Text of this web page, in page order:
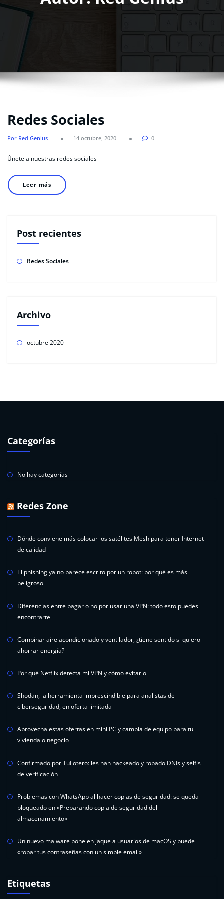
Redes Sociales
Por Red Genius 14 octubre, 2020 0
Únete a nuestras redes sociales
Leer más
Post recientes
Redes Sociales
Archivo
octubre 2020
Categorías
No hay categorías
Redes Zone
Dónde conviene más colocar los satélites Mesh para tener Internet
de calidad
El phishing ya no parece escrito por un robot: por qué es más
peligroso
Diferencias entre pagar o no por usar una VPN: todo esto puedes
encontrarte
Combinar aire acondicionado y ventilador, ¿tiene sentido si quiero
ahorrar energía?
Por qué Netflix detecta mi VPN y cómo evitarlo
Shodan, la herramienta imprescindible para analistas de
ciberseguridad, en oferta limitada
Aprovecha estas ofertas en mini PC y cambia de equipo para tu
vivienda o negocio
Confirmado por TuLotero: les han hackeado y robado DNIs y selfis
de verificación
Problemas con WhatsApp al hacer copias de seguridad: se queda
bloqueado en «Preparando copia de seguridad del
almacenamiento»
Un nuevo malware pone en jaque a usuarios de macOS y puede
«robar tus contraseñas con un simple email»
Etiquetas